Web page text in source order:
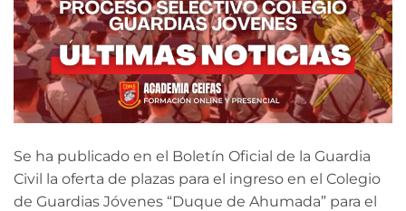
Se ha publicado en el Boletín Oficial de la Guardia
Civil la oferta de plazas para el ingreso en el Colegio
de Guardias Jóvenes “Duque de Ahumada” para el